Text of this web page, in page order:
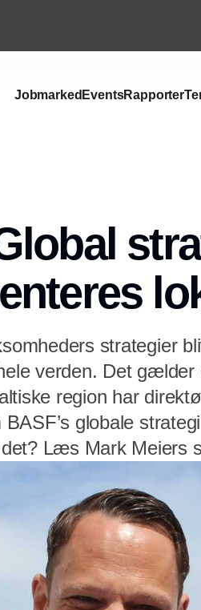
Jobmarked EventsRapporter
strategier
verden. Det
region har
BASF’s globale
Læs Mark Meiers